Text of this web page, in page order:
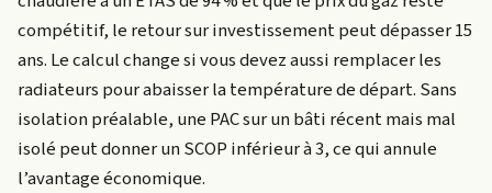
compétitif, le retour sur investissement peut dépasser 15
ans. Le calcul change si vous devez aussi remplacer les
radiateurs pour abaisser la température de départ. Sans
isolation préalable, une PAC sur un bâti récent mais mal
isolé peut donner un SCOP inférieur à 3, ce qui annule
l’avantage économique.